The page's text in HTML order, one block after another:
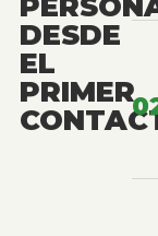
DESDE
EL
PRIMER